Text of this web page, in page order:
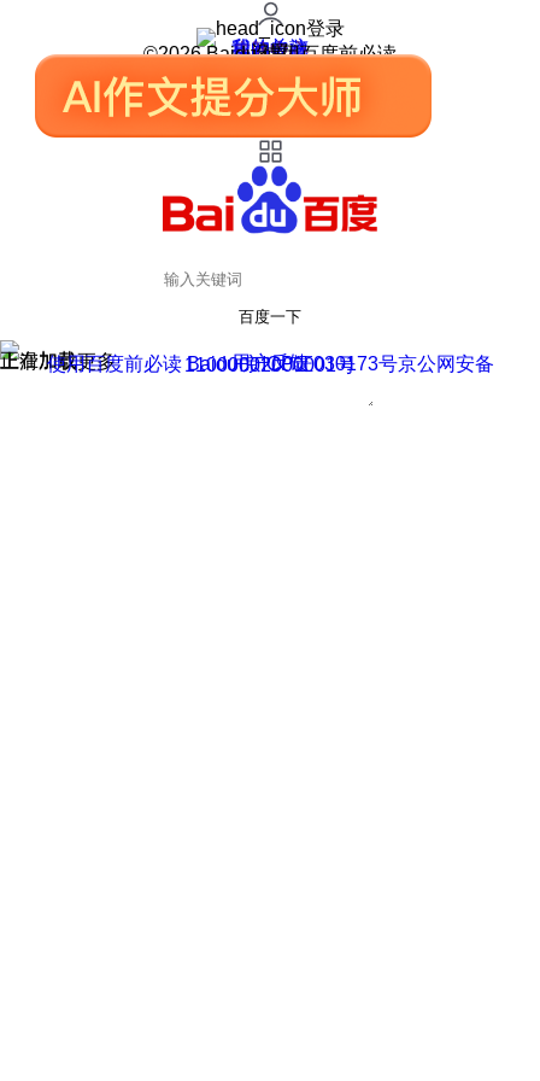
登录
我的关注
我的收藏
皮肤中心
用户反馈
设置
©2026 Baidu 使用百度前必读
百度一下
正在加载
上滑加载更多 用户反馈
使用百度前必读 Baidu 京ICP证030173号
京公网安备11000002000001号